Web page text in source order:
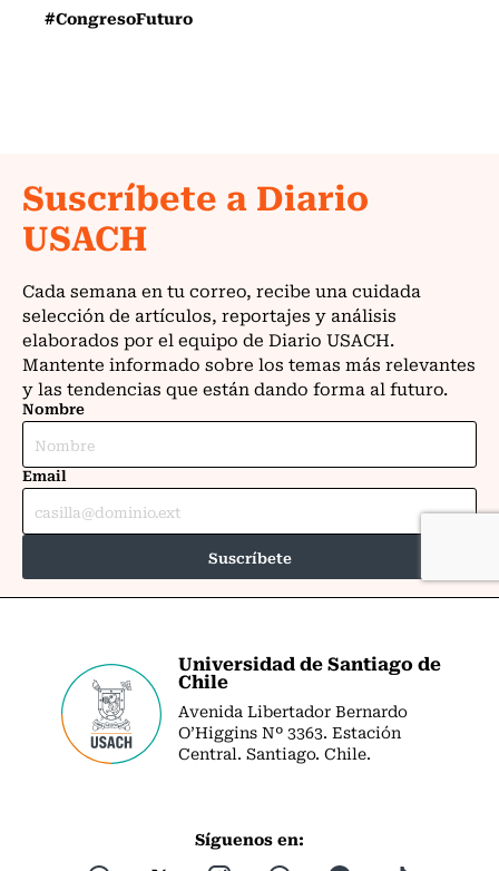
#CongresoFuturo
Universidad de Santiago de
Chile
Avenida Libertador Bernardo
O’Higgins Nº 3363. Estación
Central. Santiago. Chile.
Síguenos en: